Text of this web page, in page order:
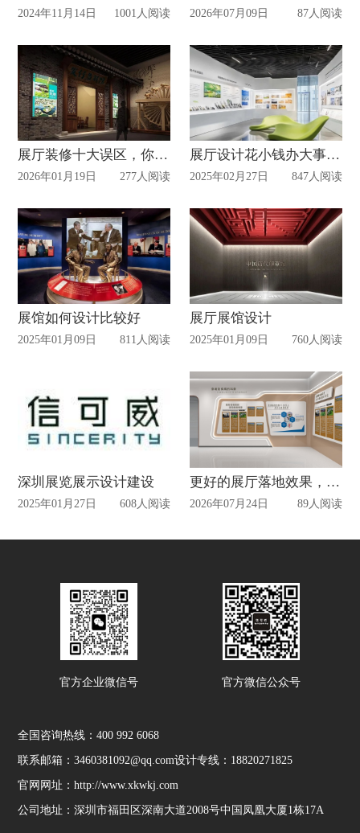
2024年11月14日 1001人阅读 2026年07月09日 87人阅读
展厅装修十大误区，你的钱可能正打水漂！
2026年01月19日 277人阅读
展厅设计花小钱办大事，企业展厅还可以这样做
2025年02月27日 847人阅读
展馆如何设计比较好
2025年01月09日 811人阅读
展厅展馆设计
2025年01月09日 760人阅读
深圳展览展示设计建设
2025年01月27日 608人阅读
更好的展厅落地效果，2026年企业都在选择的广州展厅设计公司推荐
2026年07月24日 89人阅读
官方企业微信号 官方微信公众号
全国咨询热线：400 992 6068
联系邮箱：3460381092@qq.com设计专线：18820271825
官网网址：http://www.xkwkj.com
公司地址：深圳市福田区深南大道2008号中国凤凰大厦1栋17A